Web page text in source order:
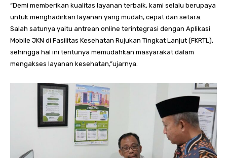
“Demi memberikan kualitas layanan terbaik, kami selalu berupaya
untuk menghadirkan layanan yang mudah, cepat dan setara.
Salah satunya yaitu antrean online terintegrasi dengan Aplikasi
Mobile JKN di Fasilitas Kesehatan Rujukan Tingkat Lanjut (FKRTL),
sehingga hal ini tentunya memudahkan masyarakat dalam
mengakses layanan kesehatan,”ujarnya.